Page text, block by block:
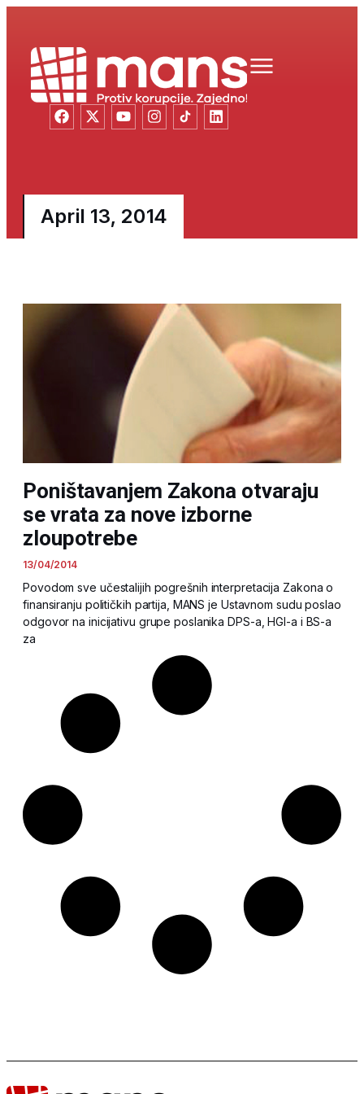
April 13, 2014
Poništavanjem Zakona otvaraju
se vrata za nove izborne
zloupotrebe
13/04/2014
Povodom sve učestalijih pogrešnih interpretacija Zakona o
finansiranju političkih partija, MANS je Ustavnom sudu poslao
odgovor na inicijativu grupe poslanika DPS-a, HGI-a i BS-a
za